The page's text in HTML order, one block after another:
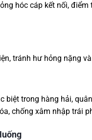
hóc cáp kết nối,
tránh hư hỏng nặng
biệt trong hàng hải,
chống xâm nhập trái